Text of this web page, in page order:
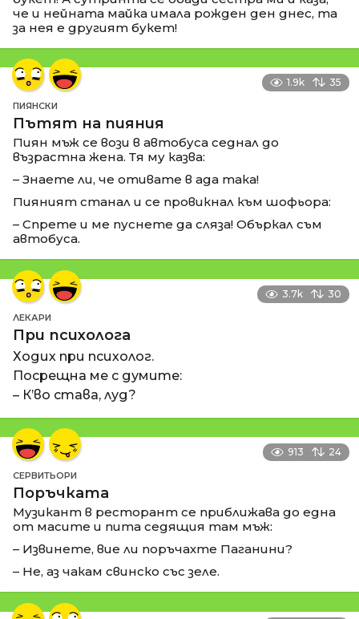
че и нейната майка имала рожден ден днес, та
за нея е другият букет!
1.9k 35
ПИЯНСКИ
Пътят на пияния
Пиян мъж се вози в автобуса седнал до
възрастна жена. Тя му казва:
– Знаете ли, че отивате в ада така!
Пияният станал и се провикнал към шофьора:
– Спрете и ме пуснете да сляза! Объркал съм
автобуса.
3.7k 30
ЛЕКАРИ
При психолога
Ходих при психолог.
Посрещна ме с думите:
– К’во става, луд?
913 24
СЕРВИТЬОРИ
Поръчката
Музикант в ресторант се приближава до една
от масите и пита седящия там мъж:
– Извинете, вие ли поръчахте Паганини?
– Не, аз чакам свинско със зеле.